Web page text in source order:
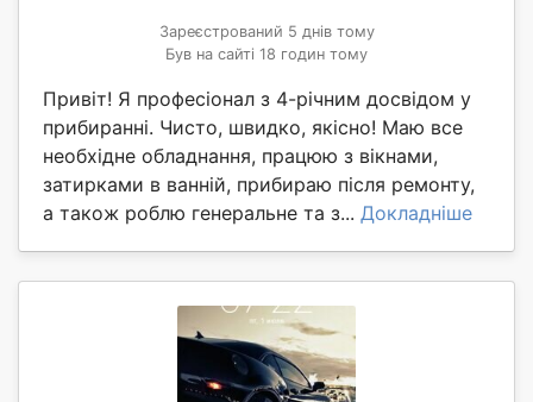
Зареєстрований 5 днів тому
Був на сайті 18 годин тому
Привіт! Я професіонал з 4-річним досвідом у
прибиранні. Чисто, швидко, якісно! Маю все
необхідне обладнання, працюю з вікнами,
затирками в ванній, прибираю після ремонту,
а також роблю генеральне та з... Докладніше